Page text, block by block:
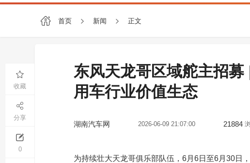
首页 新闻 正文
东风天龙哥区域舵主招
用车行业价值生态
湖南汽车网 2026-06-09 21:07:00 21884
收藏
分享
0
为持续壮大天龙哥俱乐部队伍，6月6日至6月30日